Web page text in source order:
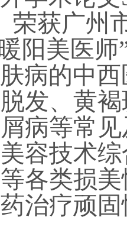
荣获广州
阳美医
病的中
发、黄
病等常
容技术
各类损
治疗顽